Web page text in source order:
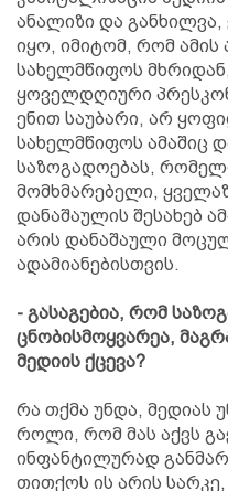
ანალიზი და განხილვა,
იყო, იმიტომ, რომ ამის
სახელმწიფოს
ყოველდღიური
ენით საუბარი, არ
სახელმწიფოს ამაშიც
საზოგადოებას,
მომხმარებელი,
დანაშაულის შესახებ
არის დანაშაული
ადამიანებისთვის.
- გასაგებია, რომ
ცნობისმოყვარეა,
მედიის ქცევა?
რა თქმა უნდა, მედიას
როლი, რომ მას აქვს
ინფანტილურად
თითქოს ის არის